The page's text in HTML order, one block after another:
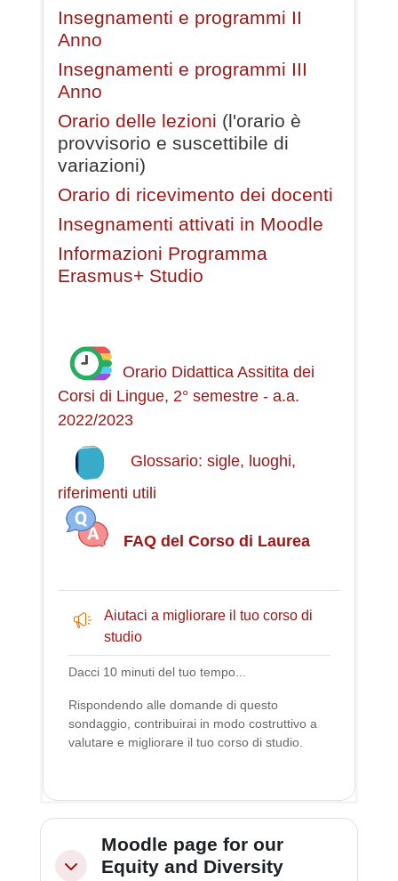
Insegnamenti e programmi II
Anno
Insegnamenti e programmi III
Anno
Orario delle lezioni (l'orario è
provvisorio e suscettibile di
variazioni)
Orario di ricevimento dei docenti
Insegnamenti attivati in Moodle
Informazioni Programma
Erasmus+ Studio
Orario Didattica Assitita dei
Corsi di Lingue, 2° semestre - a.a.
2022/2023
Glossario: sigle, luoghi,
riferimenti utili
FAQ del Corso di Laurea
Aiutaci a migliorare il tuo corso di
studioFeedback
Dacci 10 minuti del tuo tempo...
Rispondendo alle domande di questo
sondaggio, contribuirai in modo costruttivo a
valutare e migliorare il tuo corso di studio.
Minimizza
Moodle page for our
Equity and Diversity